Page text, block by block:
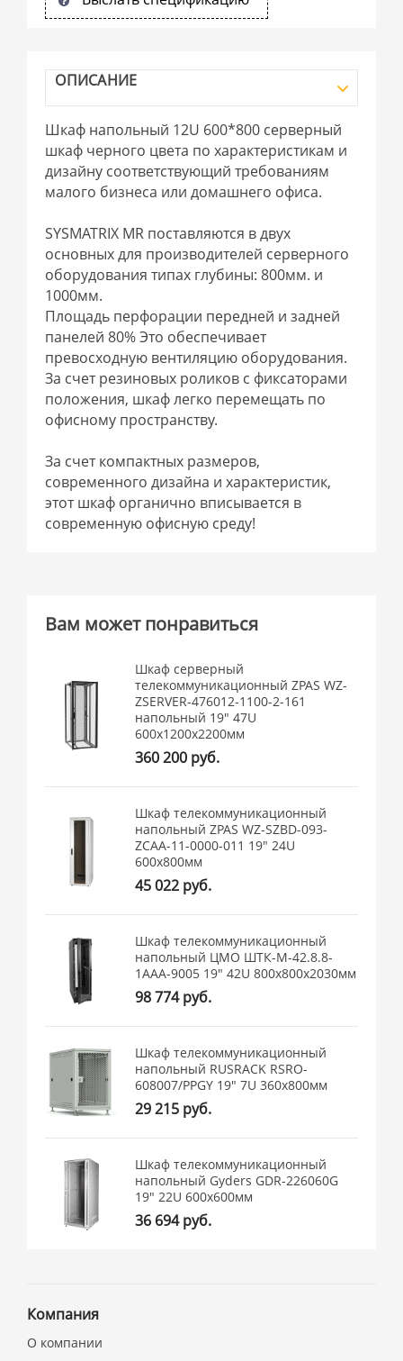
ОПИСАНИЕ
Шкаф напольный 12U 600*800 серверный
шкаф черного цвета по характеристикам и
дизайну соответствующий требованиям
малого бизнеса или домашнего офиса.
SYSMATRIX MR поставляются в двух
основных для производителей серверного
оборудования типах глубины: 800мм. и
1000мм.
Площадь перфорации передней и задней
панелей 80% Это обеспечивает
превосходную вентиляцию оборудования.
За счет резиновых роликов с фиксаторами
положения, шкаф легко перемещать по
офисному пространству.
За счет компактных размеров,
современного дизайна и характеристик,
этот шкаф органично вписывается в
современную офисную среду!
Вам может понравиться
Шкаф серверный
телекоммуникационный ZPAS WZ-
ZSERVER-476012-1100-2-161
напольный 19" 47U
600x1200x2200мм
360 200 руб.
Шкаф телекоммуникационный
напольный ZPAS WZ-SZBD-093-
ZCAA-11-0000-011 19" 24U
600x800мм
45 022 руб.
Шкаф телекоммуникационный
напольный ЦМО ШТК-М-42.8.8-
1ААА-9005 19" 42U 800x800x2030мм
98 774 руб.
Шкаф телекоммуникационный
напольный RUSRACK RSRO-
608007/PPGY 19" 7U 360x800мм
29 215 руб.
Шкаф телекоммуникационный
напольный Gyders GDR-226060G
19" 22U 600x600мм
36 694 руб.
Компания
О компании